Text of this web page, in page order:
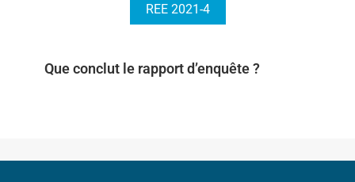
REE 2021-4
Que conclut le rapport d’enquête ?